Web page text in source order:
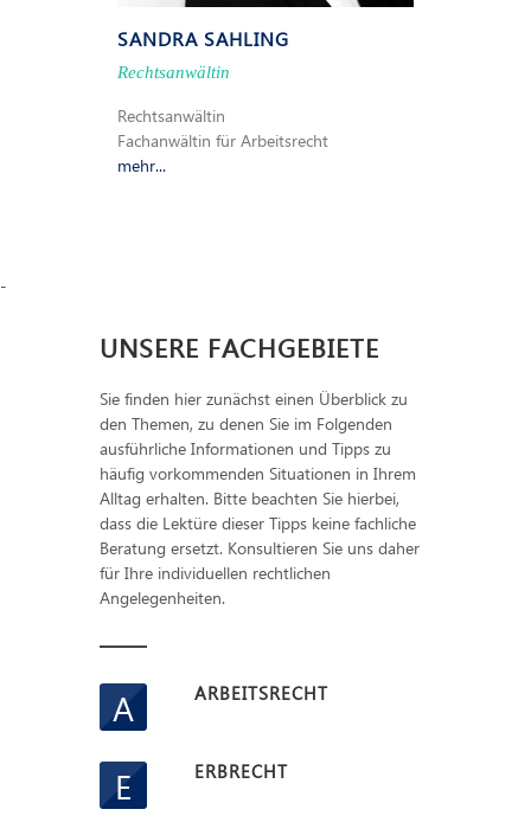
SANDRA SAHLING
Rechtsanwältin
Rechtsanwältin
Fachanwältin für Arbeitsrecht
mehr...
-
UNSERE FACHGEBIETE
Sie finden hier zunächst einen Überblick zu
den Themen, zu denen Sie im Folgenden
ausführliche Informationen und Tipps zu
häufig vorkommenden Situationen in Ihrem
Alltag erhalten. Bitte beachten Sie hierbei,
dass die Lektüre dieser Tipps keine fachliche
Beratung ersetzt. Konsultieren Sie uns daher
für Ihre individuellen rechtlichen
Angelegenheiten.
A ARBEITSRECHT
E ERBRECHT